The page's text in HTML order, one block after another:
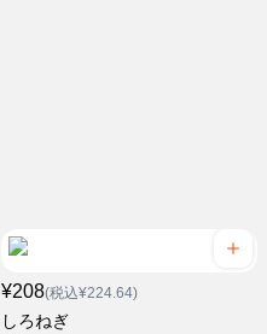
¥208(税込¥224.64)
しろねぎ